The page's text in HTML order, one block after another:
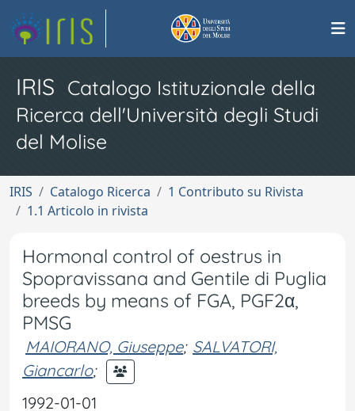
IRIS Catalogo Istituzionale della
Ricerca dell'Università degli Studi
del Molise
IRIS Catalogo Ricerca
1 Contributo su Rivista
1.1 Articolo in rivista
Hormonal control of oestrus in
Spopravissana and Gentile di Puglia
breeds by means of FGA, PGF2α,
PMSG
MAIORANO, Giuseppe; SALVATORI,
Giancarlo;
1992-01-01